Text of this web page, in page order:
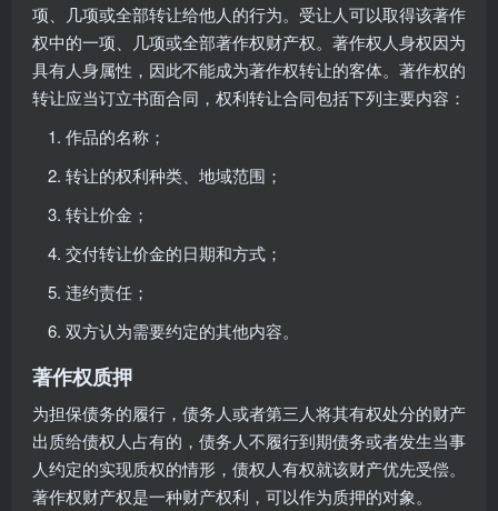
项、几项或全部转让给他人的行为。受让人可以取得该著作
权中的一项、几项或全部著作权财产权。著作权人身权因为
具有人身属性，因此不能成为著作权转让的客体。著作权的
转让应当订立书面合同，权利转让合同包括下列主要内容：
作品的名称；
转让的权利种类、地域范围；
转让价金；
交付转让价金的日期和方式；
违约责任；
双方认为需要约定的其他内容。
著作权质押
为担保债务的履行，债务人或者第三人将其有权处分的财产
出质给债权人占有的，债务人不履行到期债务或者发生当事
人约定的实现质权的情形，债权人有权就该财产优先受偿。
著作权财产权是一种财产权利，可以作为质押的对象。